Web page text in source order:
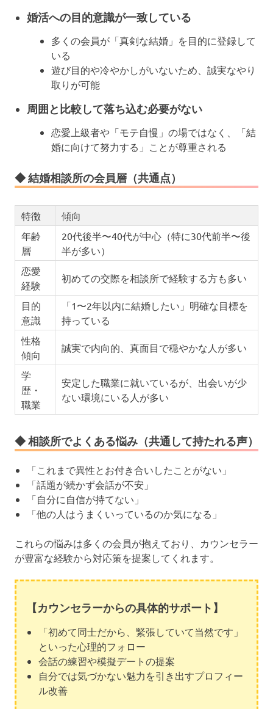
婚活への目的意識が一致している
多くの会員が「真剣な結婚」を目的に登録して
いる
遊び目的や冷やかしがいないため、誠実なやり
取りが可能
周囲と比較して落ち込む必要がない
恋愛上級者や「モテ自慢」の場ではなく、「結
婚に向けて努力する」ことが尊重される
◆ 結婚相談所の会員層（共通点）
特徴
傾向
年齢
層
20代後半〜40代が中心（特に30代前半〜後
半が多い）
恋愛
経験
初めての交際を相談所で経験する方も多い
目的
意識
「1〜2年以内に結婚したい」明確な目標を
持っている
性格
傾向
誠実で内向的、真面目で穏やかな人が多い
学
歴・
職業
安定した職業に就いているが、出会いが少
ない環境にいる人が多い
◆ 相談所でよくある悩み（共通して持たれる声）
「これまで異性とお付き合いしたことがない」
「話題が続かず会話が不安」
「自分に自信が持てない」
「他の人はうまくいっているのか気になる」
これらの悩みは多くの会員が抱えており、カウンセラー
が豊富な経験から対応策を提案してくれます。
【カウンセラーからの具体的サポート】
「初めて同士だから、緊張していて当然です」
といった心理的フォロー
会話の練習や模擬デートの提案
自分では気づかない魅力を引き出すプロフィー
ル改善